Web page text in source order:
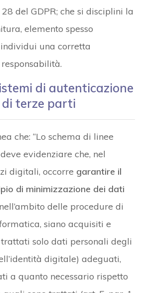
del GDPR; che si disciplini la
elemento spesso
una corretta
di autenticazione
di terze parti
che: “Lo schema di linee
evidenziare che, nel
digitali, occorre garantire il
di minimizzazione dei dati
delle procedure di
siano acquisiti e
solo dati personali degli
digitale) adeguati,
a quanto necessario rispetto